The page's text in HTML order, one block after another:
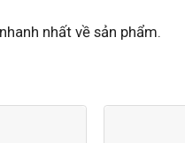
nhất về sản phẩm.